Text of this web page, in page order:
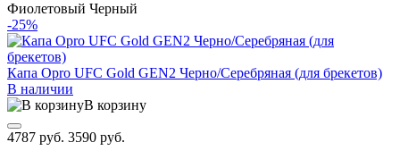
Фиолетовый Черный
-25%
Капа Opro UFC Gold GEN2 Черно/Серебряная (для брекетов)
В наличии
В корзину
4787 руб. 3590 руб.